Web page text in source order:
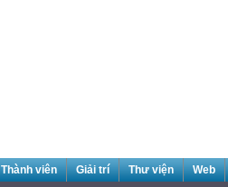
Thành viên Giải trí Thư viện Web